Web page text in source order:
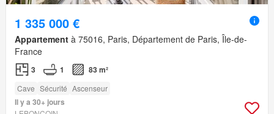
1 335 000 €
Appartement à 75016, Paris, Département de Paris, Île-de-
France
3 1 83 m²
Cave Sécurité Ascenseur
Il y a 30+ jours